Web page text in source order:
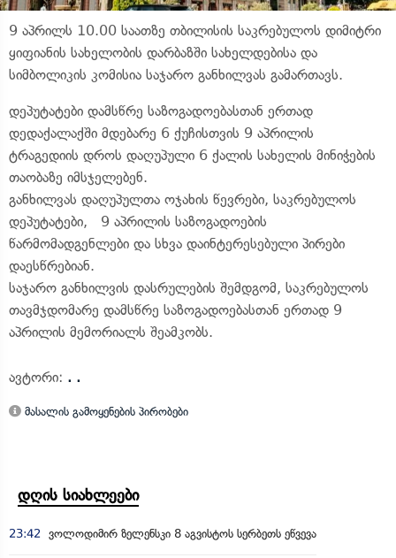
9 აპრილს 10.00 საათზე თბილისის საკრებულოს დიმიტრი
ყიფიანის სახელობის დარბაზში სახელდებისა და
სიმბოლიკის კომისია საჯარო განხილვას გამართავს.
დეპუტატები დამსწრე საზოგადოებასთან ერთად
დედაქალაქში მდებარე 6 ქუჩისთვის 9 აპრილის
ტრაგედიის დროს დაღუპული 6 ქალის სახელის მინიჭების
თაობაზე იმსჯელებენ.
განხილვას დაღუპულთა ოჯახის წევრები, საკრებულოს
დეპუტატები, 9 აპრილის საზოგადოების
წარმომადგენლები და სხვა დაინტერესებული პირები
დაესწრებიან.
საჯარო განხილვის დასრულების შემდგომ, საკრებულოს
თავმჯდომარე დამსწრე საზოგადოებასთან ერთად 9
აპრილის მემორიალს შეამკობს.
ავტორი: . .
მასალის გამოყენების პირობები
დღის სიახლეები
23:42 ვოლოდიმირ ზელენსკი 8 აგვისტოს სერბეთს ეწვევა